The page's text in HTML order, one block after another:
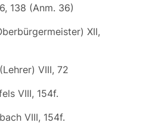
138 (Anm. 36)
XII,
VIII, 72
VIII, 154f.
VIII, 154f.